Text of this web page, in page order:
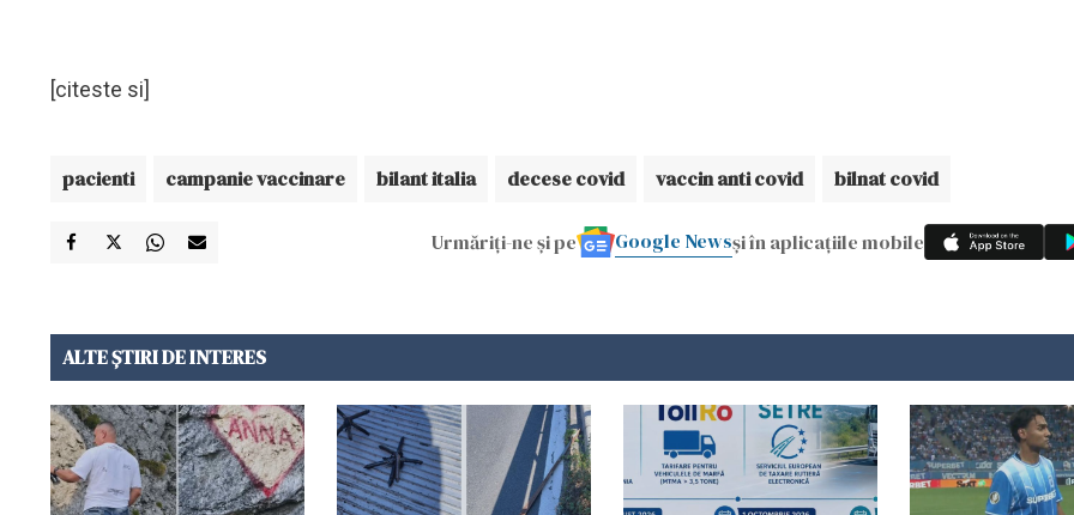
[citeste si]
pacienti campanie vaccinare bilant italia decese covid vaccin anti covid bilnat covid
Urmăriți-ne și pe Google Newsși în aplicațiile mobile
ALTE ȘTIRI DE INTERES